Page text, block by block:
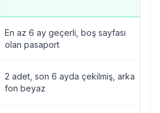
En az 6 ay geçerli, boş sayfası
olan pasaport
2 adet, son 6 ayda çekilmiş, arka
fon beyaz